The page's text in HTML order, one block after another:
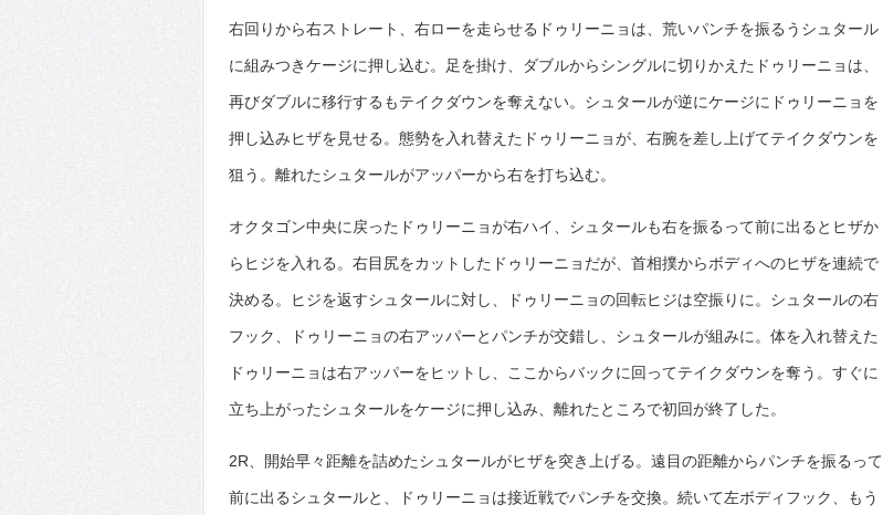
右回りから右ストレート、右ローを走らせるドゥリーニョは、荒いパンチを振るうシュタール
に組みつきケージに押し込む。足を掛け、ダブルからシングルに切りかえたドゥリーニョは、
再びダブルに移行するもテイクダウンを奪えない。シュタールが逆にケージにドゥリーニョを
押し込みヒザを見せる。態勢を入れ替えたドゥリーニョが、右腕を差し上げてテイクダウンを
狙う。離れたシュタールがアッパーから右を打ち込む。
オクタゴン中央に戻ったドゥリーニョが右ハイ、シュタールも右を振るって前に出るとヒザか
らヒジを入れる。右目尻をカットしたドゥリーニョだが、首相撲からボディへのヒザを連続で
決める。ヒジを返すシュタールに対し、ドゥリーニョの回転ヒジは空振りに。シュタールの右
フック、ドゥリーニョの右アッパーとパンチが交錯し、シュタールが組みに。体を入れ替えた
ドゥリーニョは右アッパーをヒットし、ここからバックに回ってテイクダウンを奪う。すぐに
立ち上がったシュタールをケージに押し込み、離れたところで初回が終了した。
2R、開始早々距離を詰めたシュタールがヒザを突き上げる。遠目の距離からパンチを振るって
前に出るシュタールと、ドゥリーニョは接近戦でパンチを交換。続いて左ボディフック、もう